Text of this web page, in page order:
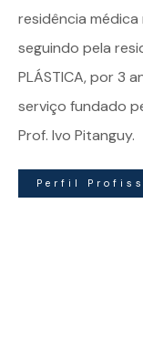
residência médica
seguindo pela
PLÁSTICA, por 3
serviço fundado
Prof. Ivo Pitanguy.
Perfil